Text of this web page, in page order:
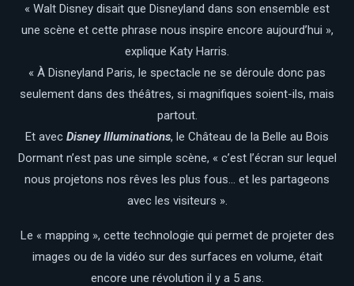
« Walt Disney disait que Disneyland dans son ensemble est
une scène et cette phrase nous inspire encore aujourd’hui »,
explique Katy Harris.
« À Disneyland Paris, le spectacle ne se déroule donc pas
seulement dans des théâtres, si magnifiques soient-ils, mais
partout.
Et avec Disney Illuminations, le Château de la Belle au Bois
Dormant n’est pas une simple scène, « c’est l’écran sur lequel
nous projetons nos rêves les plus fous… et les partageons
avec les visiteurs ».
Le « mapping », cette technologie qui permet de projeter des
images ou de la vidéo sur des surfaces en volume, était
encore une révolution il y a 5 ans.